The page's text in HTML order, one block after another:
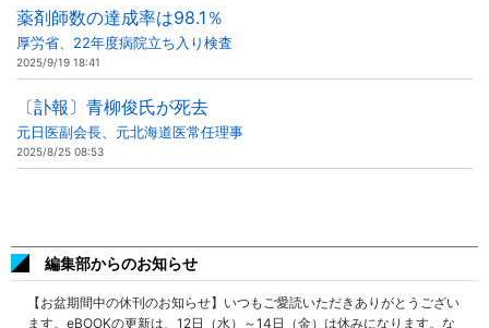
薬剤師数の達成率は98.1％
厚労省、22年度病院立ち入り検査
2025/9/19 18:41
〔訃報〕青柳俊氏が死去
元日医副会長、元北海道医常任理事
2025/8/25 08:53
編集部からのお知らせ
【お盆期間中の休刊のお知らせ】いつもご愛読いただきありがとうござい
ます。eBOOKの更新は、12日（水）～14日（金）は休みになります。な